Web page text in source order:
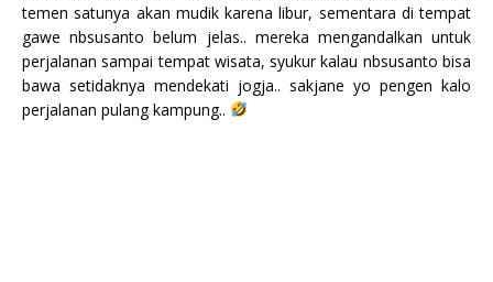
temen satunya akan mudik karena libur, sementara di tempat
gawe nbsusanto belum jelas.. mereka mengandalkan untuk
perjalanan sampai tempat wisata, syukur kalau nbsusanto bisa
bawa setidaknya mendekati jogja.. sakjane yo pengen kalo
perjalanan pulang kampung..